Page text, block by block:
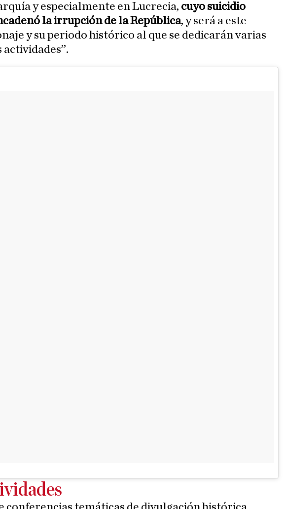
y especialmente en Lucrecia, cuyo suicidio
la irrupción de la República, y será a este
y su periodo histórico al que se dedicarán varias
actividades”.